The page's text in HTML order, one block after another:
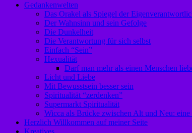
Gedankenwelten
Das Orakel als Spiegel der
Der Wahnsinn und sein Gefolge
Die Dunkelheit
Die Verantwortung für sich selbst
Einfach “Sein”
Hexualität
Darf man mehr als einen Menschen
Licht und Liebe
Mit Bewusstsein besser sein
Spiritualität “zerdenken”
Supermarkt Spiritualität
Wicca als Brücke zwischen Alt und Neu: eine
Herzlich Willkommen auf meiner Seite